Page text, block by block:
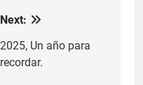
Next:
2025, Un año para
recordar.